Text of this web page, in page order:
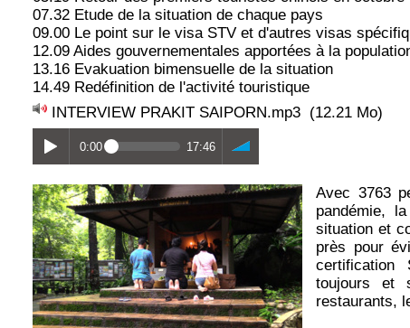
07.32 Etude de la situation de chaque pays
09.00 Le point sur le visa STV et d'autres visas
12.09 Aides gouvernementales apportées à la
13.16 Evakuation bimensuelle de la situation
14.49 Redéfinition de l'activité touristique
INTERVIEW PRAKIT SAIPORN.mp3 (12.21 Mo)
0:00 17:46
Avec 3763
pandémie,
situation et
près pour
certification
toujours et
restaurants,